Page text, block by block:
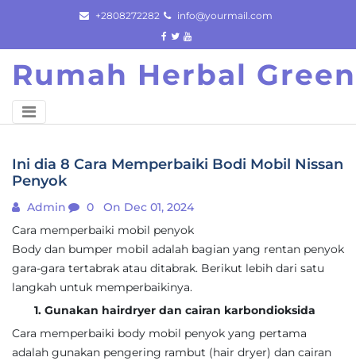
content
+2808272282 info@yourmail.com
Rumah Herbal
Ini dia 8 Cara Memperbaiki Bodi Mobil Nissan
Penyok
Admin 0
On Dec 01, 2024
Cara memperbaiki mobil penyok
Body dan bumper mobil adalah bagian yang rentan penyok
gara-gara tertabrak atau ditabrak. Berikut lebih dari satu
langkah untuk memperbaikinya.
1. Gunakan hairdryer dan cairan karbondioksida
Cara memperbaiki body mobil penyok yang pertama
adalah gunakan pengering rambut (hair dryer) dan cairan